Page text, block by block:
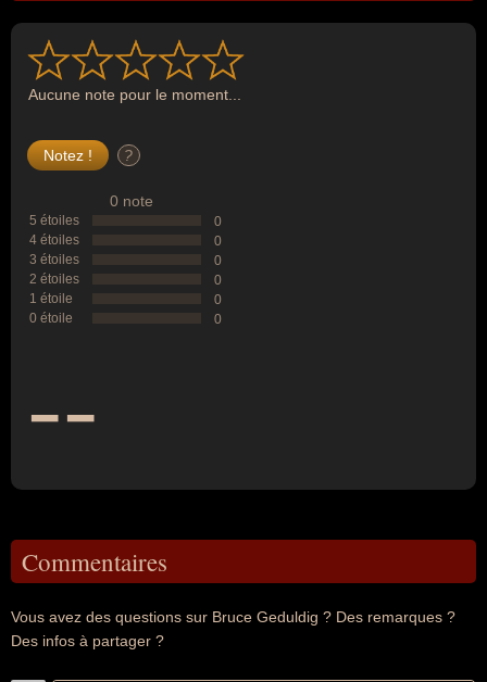
Aucune note pour le moment...
?
0 note
5 étoiles
0
4 étoiles
0
3 étoiles
0
2 étoiles
0
1 étoile
0
0 étoile
0
--
Commentaires
Vous avez des questions sur Bruce Geduldig ? Des remarques ?
Des infos à partager ?